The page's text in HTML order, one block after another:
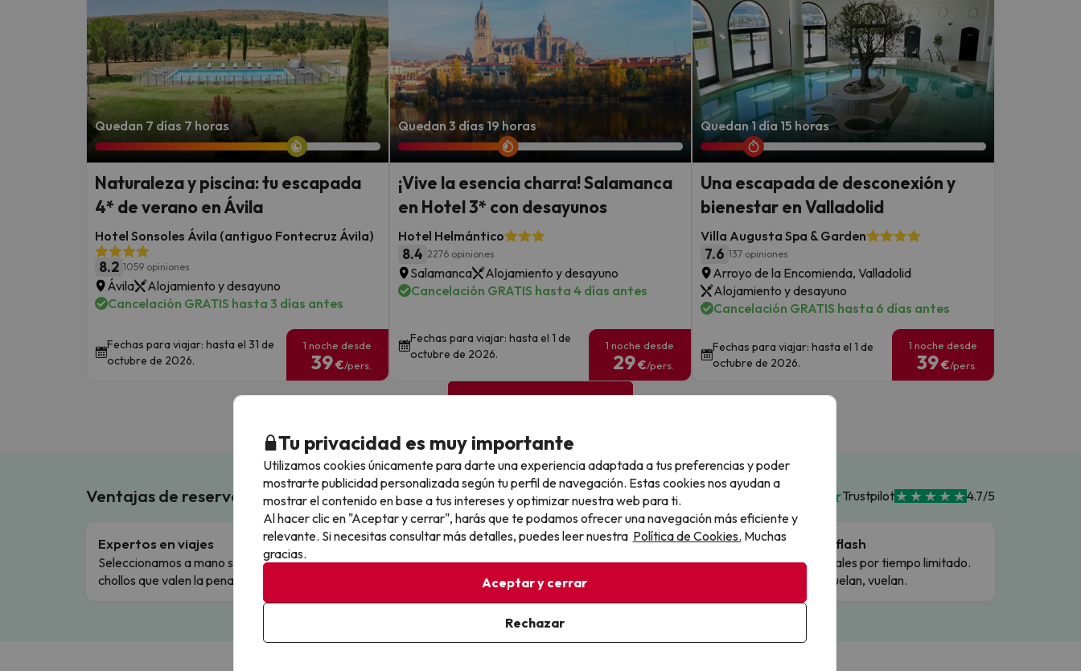
Quedan 7 días 7 horas
Naturaleza y piscina: tu escapada
4* de verano en Ávila
Hotel Sonsoles Ávila (antiguo Fontecruz Ávila)
8.2 1059 opiniones
Ávila
Alojamiento y desayuno
Cancelación GRATIS hasta 3 días antes
Fechas para viajar: hasta el 31 de
octubre de 2026.
1 noche desde
39€/pers.
Quedan 3 días 19 horas
¡Vive la esencia charra! Salamanca
en Hotel 3* con desayunos
Hotel Helmántico
8.4 2276 opiniones
Salamanca
Alojamiento y desayuno
Cancelación GRATIS hasta 4 días antes
Fechas para viajar: hasta el 1 de
octubre de 2026.
1 noche desde
29€/pers.
Quedan 1 día 15 horas
Una escapada de desconexión y
bienestar en Valladolid
Villa Augusta Spa & Garden
7.6 137 opiniones
Arroyo de la Encomienda, Valladolid
Alojamiento y desayuno
Cancelación GRATIS hasta 6 días antes
Fechas para viajar: hasta el 1 de
octubre de 2026.
1 noche desde
39€/pers.
Ventajas de reservar en Buscounchollo Trustpilot 4.7/5
Expertos en viajes
Seleccionamos a mano solo los
chollos que valen la pena.
Cancela sin complicaciones
Cambios y cancelaciones con total
Paga a tu ritmo
Fracciona o financia tu viaje.
Reserva ahora, paga luego.
Ofertas flash
Precios reales por tiempo limitado.
Cuando vuelan, vuelan.
Tu privacidad es muy importante
Utilizamos cookies únicamente para darte una experiencia adaptada a tus preferencias y poder
mostrarte publicidad personalizada según tu perfil de navegación. Estas cookies nos ayudan a
mostrar el contenido en base a tus intereses y optimizar nuestra web para ti.
Al hacer clic en "Aceptar y cerrar", harás que te podamos ofrecer una navegación más eficiente y
relevante. Si necesitas consultar más detalles, puedes leer nuestra Política de Cookies. Muchas
gracias.
Aceptar y cerrar
Rechazar